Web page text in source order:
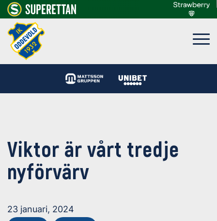
Viktor är vårt tredje
nyförvärv
23 januari, 2024